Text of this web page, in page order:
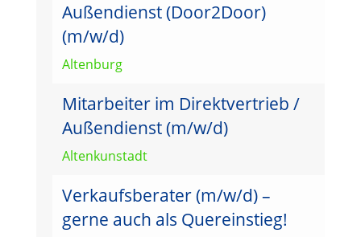
Außendienst (Door2Door)
(m/w/d)
Altenburg
Mitarbeiter im Direktvertrieb /
Außendienst (m/w/d)
Altenkunstadt
Verkaufsberater (m/w/d) –
gerne auch als Quereinstieg!